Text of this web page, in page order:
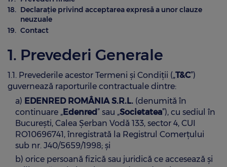
HARTĂ COMERCIANȚI PARTENERI
RECOMANDĂ UN COMERCIANT
FOOD - planuri sănătoase pe termen lung
RECOMANDĂ O COMPANIE
RECOMANDĂ UN COMERCIANT
Declarație privind acceptarea expresă a unor clauze
neuzuale
Contact
1. Prevederi Generale
1.1. Prevederile acestor Termeni și Condiții („T&C”)
guvernează raporturile contractuale dintre:
a) EDENRED ROMÂNIA S.R.L. (denumită în
continuare „Edenred” sau „Societatea”), cu sediul în
București, Calea Șerban Vodă 133, sector 4, CUI
RO10696741, înregistrată la Registrul Comerțului
sub nr. J40/5659/1998; și
b) orice persoană fizică sau juridică ce accesează și